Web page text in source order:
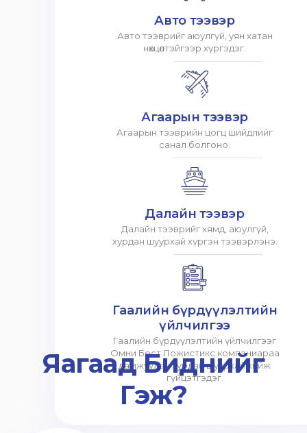
Авто тээвэр
Авто тээврийг аюулгүй, уян хатан
нөхцөлтэйгээр хүргэдэг.
Агаарын тээвэр
Агаарын тээврийн цогц шийдлийг
санал болгоно.
Далайн тээвэр
Далайн тээврийг хямд, аюулгүй,
хурдан шуурхай хүргэн тээвэрлэнэ.
Гаалийн бүрдүүлэлтийн
үйлчилгээ
Гаалийн бүрдүүлэлтийн үйлчилгээг
Омни Бест Ложистикс компаниараа
дамжуулан хурдан шуурхай хийж
гүйцэтгэдэг.
Яагаад Биднийг
Гэж?